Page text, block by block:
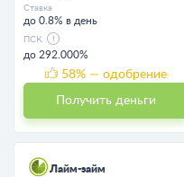
Ставка
до 0.8% в день
ПСК
до 292.000%
58% — одобрение
Получить деньги
Лайм-займ